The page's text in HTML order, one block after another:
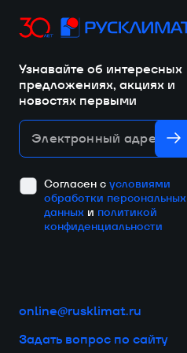
Узнавайте об интересных
предложениях, акциях и
новостях первыми
Электронный адрес
Согласен с условиями
обработки персональных
данных и политикой
конфиденциальности
online@rusklimat.ru
Задать вопрос по сайту